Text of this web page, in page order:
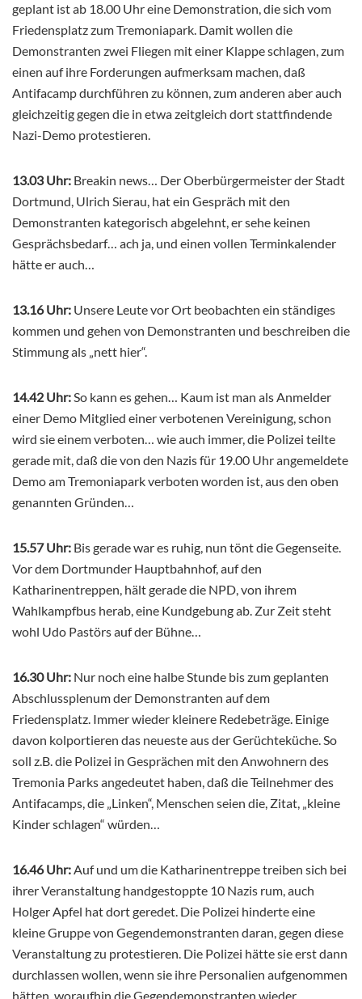
geplant ist ab 18.00 Uhr eine Demonstration, die sich vom
Friedensplatz zum Tremoniapark. Damit wollen die
Demonstranten zwei Fliegen mit einer Klappe schlagen, zum
einen auf ihre Forderungen aufmerksam machen, daß
Antifacamp durchführen zu können, zum anderen aber auch
gleichzeitig gegen die in etwa zeitgleich dort stattfindende
Nazi-Demo protestieren.
13.03 Uhr: Breakin news… Der Oberbürgermeister der Stadt
Dortmund, Ulrich Sierau, hat ein Gespräch mit den
Demonstranten kategorisch abgelehnt, er sehe keinen
Gesprächsbedarf… ach ja, und einen vollen Terminkalender
hätte er auch…
13.16 Uhr: Unsere Leute vor Ort beobachten ein ständiges
kommen und gehen von Demonstranten und beschreiben die
Stimmung als „nett hier“.
14.42 Uhr:So kann es gehen… Kaum ist man als Anmelder
einer Demo Mitglied einer verbotenen Vereinigung, schon
wird sie einem verboten… wie auch immer, die Polizei teilte
gerade mit, daß die von den Nazis für 19.00 Uhr angemeldete
Demo am Tremoniapark verboten worden ist, aus den oben
genannten Gründen…
15.57 Uhr: Bis gerade war es ruhig, nun tönt die Gegenseite.
Vor dem Dortmunder Hauptbahnhof, auf den
Katharinentreppen, hält gerade die NPD, von ihrem
Wahlkampfbus herab, eine Kundgebung ab. Zur Zeit steht
wohl Udo Pastörs auf der Bühne…
16.30 Uhr: Nur noch eine halbe Stunde bis zum geplanten
Abschlussplenum der Demonstranten auf dem
Friedensplatz. Immer wieder kleinere Redebeträge. Einige
davon kolportieren das neueste aus der Gerüchteküche. So
soll z.B. die Polizei in Gesprächen mit den Anwohnern des
Tremonia Parks angedeutet haben, daß die Teilnehmer des
Antifacamps, die „Linken“, Menschen seien die, Zitat, „kleine
Kinder schlagen“ würden…
16.46 Uhr:Auf und um die Katharinentreppe treiben sich bei
ihrer Veranstaltung handgestoppte 10 Nazis rum, auch
Holger Apfel hat dort geredet. Die Polizei hinderte eine
kleine Gruppe von Gegendemonstranten daran, gegen diese
Veranstaltung zu protestieren. Die Polizei hätte sie erst dann
durchlassen wollen, wenn sie ihre Personalien aufgenommen
hätten, woraufhin die Gegendemonstranten wieder